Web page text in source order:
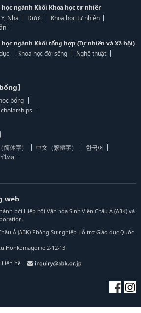
ngành Khối Khoa học tự nhiên
Y, Nha Dược
Khoa học tự nhiên
ngành Khối tổng hợp (Tự nhiên và Xã hội)
Khoa học đời sống
Nghệ thuật
】
bổng
简体字） 中文（繁體字）
한국어
ไทย
web
bởi Hiệp hội Văn hóa Sinh Viên Châu Á (ABK) và
Á (ABK) Phòng Sự nghiệp Hỗ trợ Giáo dục Quốc
Honkomagome 2-12-13
Liên hệ